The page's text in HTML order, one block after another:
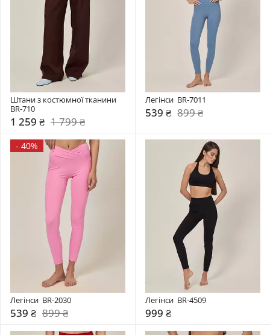
Штани з костюмної тканини
BR-710
1 259 ₴ 1 799 ₴
Легінси  BR-7011
539 ₴ 899 ₴
- 40%
Легінси  BR-2030
539 ₴ 899 ₴
Легінси  BR-4509
999 ₴